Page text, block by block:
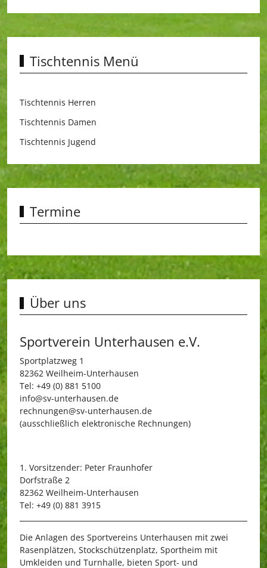
Tischtennis Menü
Tischtennis Herren
Tischtennis Damen
Tischtennis Jugend
Termine
Über uns
Sportverein Unterhausen e.V.
Sportplatzweg 1
82362 Weilheim-Unterhausen
Tel: +49 (0) 881 5100
info@sv-unterhausen.de
rechnungen@sv-unterhausen.de
(ausschließlich elektronische Rechnungen)
1. Vorsitzender: Peter Fraunhofer
Dorfstraße 2
82362 Weilheim-Unterhausen
Tel: +49 (0) 881 3915
Die Anlagen des Sportvereins Unterhausen mit zwei
Rasenplätzen, Stockschützenplatz, Sportheim mit
Umkleiden und Turnhalle, bieten Sport- und